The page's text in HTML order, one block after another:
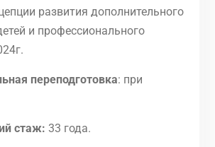
развития дополнительного
и профессионального
переподготовка: при
стаж: 33 года.